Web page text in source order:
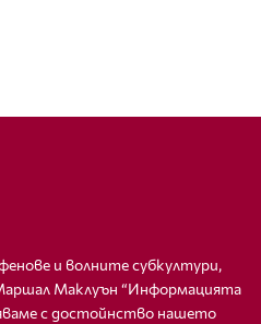
и волните субкултури,
Маклуън “Информацията
с достойнство нашето